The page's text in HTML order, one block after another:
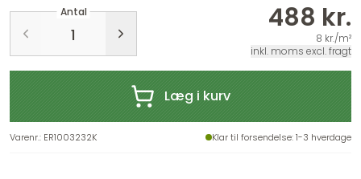
Antal 488 kr.
8 kr./m²
inkl. moms excl. fragt
Læg i kurv
Varenr.: ER1003232K Klar til forsendelse: 1-3 hverdage